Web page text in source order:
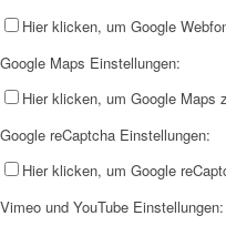
Hier klicken, um Google
Google Maps Einstellungen:
Hier klicken, um Google Maps
Google reCaptcha Einstellungen:
Hier klicken, um Google
Vimeo und YouTube Einstellungen: